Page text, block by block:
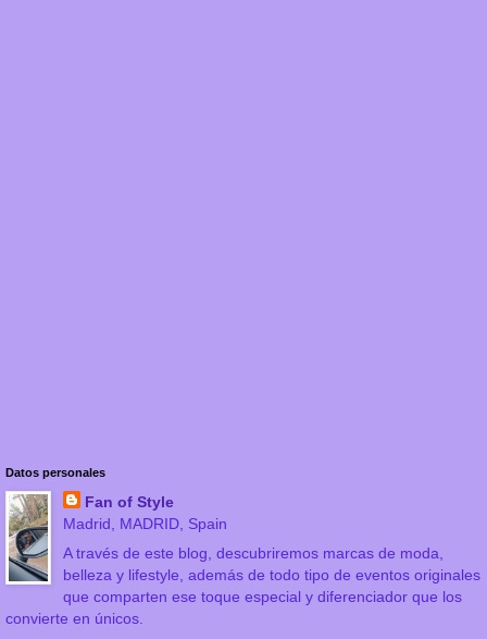
Datos personales
Fan of Style
Madrid, MADRID, Spain
A través de este blog, descubriremos marcas de moda,
belleza y lifestyle, además de todo tipo de eventos originales
que comparten ese toque especial y diferenciador que los
convierte en únicos.